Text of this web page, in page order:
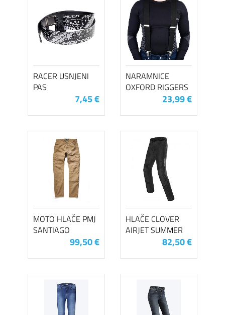
RACER USNJENI
PAS
7,45 €
NARAMNICE
OXFORD RIGGERS
23,99 €
MOTO HLAČE PMJ
SANTIAGO
99,50 €
HLAČE CLOVER
AIRJET SUMMER
82,50 €